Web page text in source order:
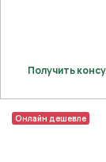
Получить
Онлайн дешевле